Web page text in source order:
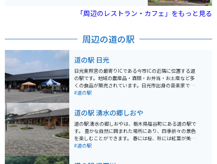
「周辺のレストラン・カフェ」をもっと見る
周辺の道の駅
道の駅 日光
日光東照宮の最寄りICである今市ICの近隣に位置する道
の駅です。地域の農産品・酒類・お弁当・お土産など多
くの食品が販売されています。日光市出身の音楽家であ
り、多くの演歌の名曲を生み出した船村徹さんの記念ミ
#道の駅
道の駅 湧水の郷しおや
道の駅 湧水の郷しおやは、栃木県塩谷町にある道の駅で
す。 豊かな自然に囲まれた場所にあり、四季折々の景色
を楽しむことができます。 春には桜、秋には紅葉が美し
く、多くの観光客が訪れます。 また、道の駅に隣接して
#道の駅